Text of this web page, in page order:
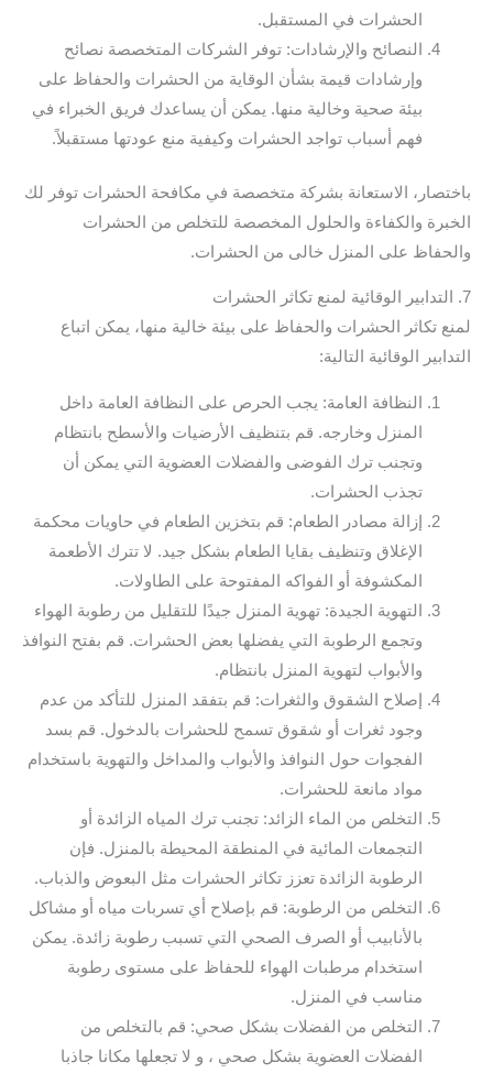
الحشرات في المستقبل.
النصائح والإرشادات: توفر الشركات المتخصصة نصائح
وإرشادات قيمة بشأن الوقاية من الحشرات والحفاظ على
بيئة صحية وخالية منها. يمكن أن يساعدك فريق الخبراء في
فهم أسباب تواجد الحشرات وكيفية منع عودتها مستقبلاً.
باختصار، الاستعانة بشركة متخصصة في مكافحة الحشرات توفر لك
الخبرة والكفاءة والحلول المخصصة للتخلص من الحشرات
والحفاظ على المنزل خالى من الحشرات.
7. التدابير الوقائية لمنع تكاثر الحشرات
لمنع تكاثر الحشرات والحفاظ على بيئة خالية منها، يمكن اتباع
التدابير الوقائية التالية:
النظافة العامة: يجب الحرص على النظافة العامة داخل
المنزل وخارجه. قم بتنظيف الأرضيات والأسطح بانتظام
وتجنب ترك الفوضى والفضلات العضوية التي يمكن أن
تجذب الحشرات.
إزالة مصادر الطعام: قم بتخزين الطعام في حاويات محكمة
الإغلاق وتنظيف بقايا الطعام بشكل جيد. لا تترك الأطعمة
المكشوفة أو الفواكه المفتوحة على الطاولات.
التهوية الجيدة: تهوية المنزل جيدًا للتقليل من رطوبة الهواء
وتجمع الرطوبة التي يفضلها بعض الحشرات. قم بفتح النوافذ
والأبواب لتهوية المنزل بانتظام.
إصلاح الشقوق والثغرات: قم بتفقد المنزل للتأكد من عدم
وجود ثغرات أو شقوق تسمح للحشرات بالدخول. قم بسد
الفجوات حول النوافذ والأبواب والمداخل والتهوية باستخدام
مواد مانعة للحشرات.
التخلص من الماء الزائد: تجنب ترك المياه الزائدة أو
التجمعات المائية في المنطقة المحيطة بالمنزل. فإن
الرطوبة الزائدة تعزز تكاثر الحشرات مثل البعوض والذباب.
التخلص من الرطوبة: قم بإصلاح أي تسربات مياه أو مشاكل
بالأنابيب أو الصرف الصحي التي تسبب رطوبة زائدة. يمكن
استخدام مرطبات الهواء للحفاظ على مستوى رطوبة
مناسب في المنزل.
التخلص من الفضلات بشكل صحي: قم بالتخلص من
الفضلات العضوية بشكل صحي ، و لا تجعلها مكانا جاذبا